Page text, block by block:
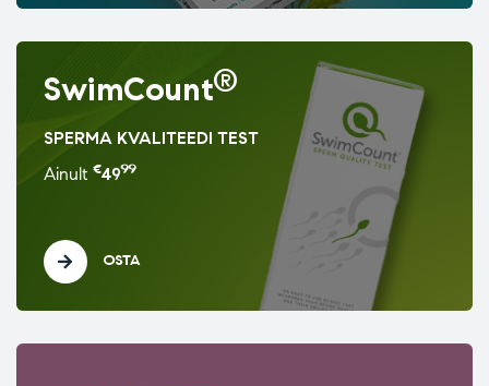
SPERMA KVALITEEDI TEST
SwimCount®
Ainult €4999
OSTA